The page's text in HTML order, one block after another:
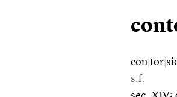
con tor
s.f.